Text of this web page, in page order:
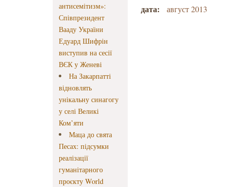
антисемітизм»:
Співпрезидент
Вааду України
Едуард Шифрін
виступив на сесії
ВЄК у Женеві
На Закарпатті
відновлять
унікальну синагогу
у селі Великі
Ком’яти
Маца до свята
Песах: підсумки
реалізації
гуманітарного
проєкту World
дата: август 2013